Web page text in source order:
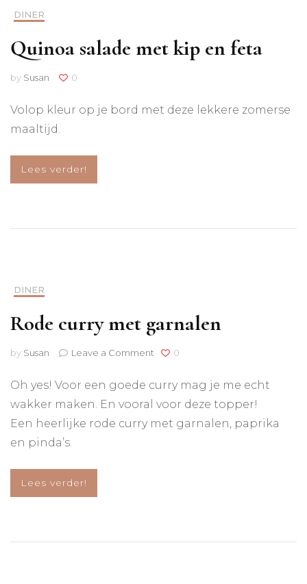
DINER
Quinoa salade met kip en feta
by Susan 0
Volop kleur op je bord met deze lekkere zomerse
maaltijd.
Lees verder!
DINER
Rode curry met garnalen
by Susan Leave a Comment on
garnalen
0
Oh yes! Voor een goede curry mag je me echt
wakker maken. En vooral voor deze topper!
Een heerlijke rode curry met garnalen, paprika
en pinda’s.
Lees verder!